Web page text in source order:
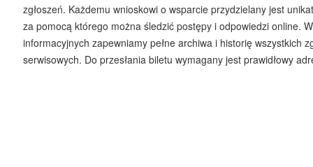
zgłoszeń. Każdemu wnioskowi o wsparcie przydzielany jest
za pomocą którego można śledzić postępy i odpowiedzi online.
informacyjnych zapewniamy pełne archiwa i historię wszystkich
serwisowych. Do przesłania biletu wymagany jest prawidłowy